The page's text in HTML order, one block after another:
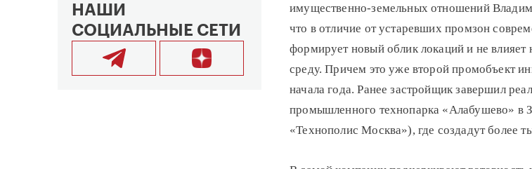
имущественно-земельных отношений
что в отличие от устаревших промзон
формирует новый облик локаций и не
среду. Причем это уже второй промобъект
начала года. Ранее застройщик завершил
промышленного технопарка «Алабушево» в
«Технополис Москва»), где создадут более
НАШИ
СОЦИАЛЬНЫЕ СЕТИ